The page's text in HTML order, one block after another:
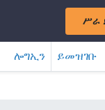
ሥራ
ሎግኢን ይመዝገቡ